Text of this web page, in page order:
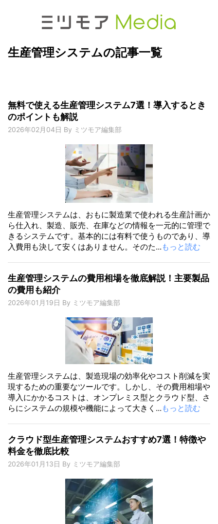
生産管理システムの記事一覧
無料で使える生産管理システム7選！導入するとき
のポイントも解説
2026年02月04日 By ミツモア編集部
生産管理システムは、おもに製造業で使われる生産計画か
ら仕入れ、製造、販売、在庫などの情報を一元的に管理で
きるシステムです。基本的には有料で使うものであり、導
入費用も決して安くはありません。そのた... もっと読む
生産管理システムの費用相場を徹底解説！主要製品
の費用も紹介
2026年01月19日 By ミツモア編集部
生産管理システムは、製造現場の効率化やコスト削減を実
現するための重要なツールです。しかし、その費用相場や
導入にかかるコストは、オンプレミス型とクラウド型、さ
らにシステムの規模や機能によって大きく... もっと読む
クラウド型生産管理システムおすすめ7選！特徴や
料金を徹底比較
2026年01月13日 By ミツモア編集部